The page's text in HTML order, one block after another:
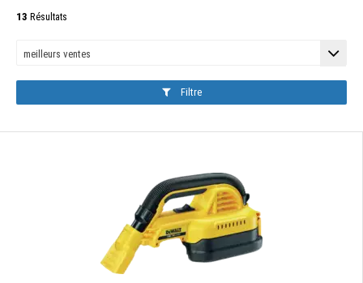
13 Résultats
Filtre